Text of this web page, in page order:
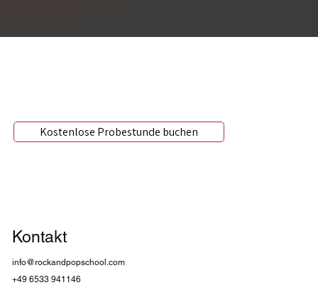
Kostenlose Probestunde buchen
Kontakt
info@rockandpopschool.com
+49 6533 941146